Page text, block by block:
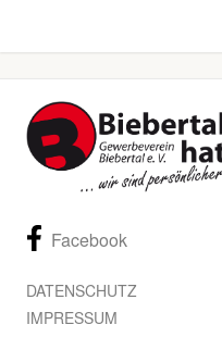
Facebook
DATENSCHUTZ
IMPRESSUM